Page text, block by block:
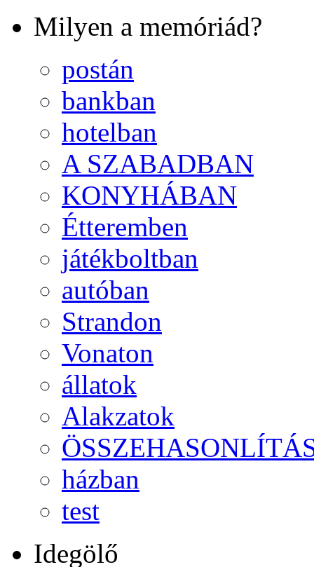
Milyen a memóriád?
postán
bankban
hotelban
A SZABADBAN
KONYHÁBAN
Étteremben
játékboltban
autóban
Strandon
Vonaton
állatok
Alakzatok
házban
test
Idegölő